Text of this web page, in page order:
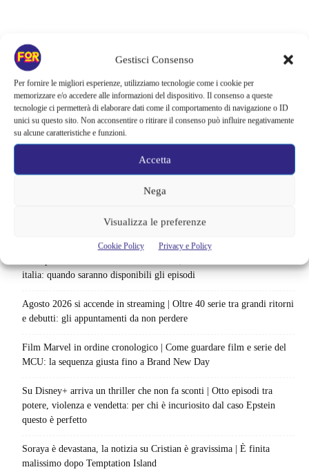
Gestisci Consenso
Per fornire le migliori esperienze, utilizziamo tecnologie come i cookie per
memorizzare e/o accedere alle informazioni del dispositivo. Il consenso a queste
tecnologie ci permetterà di elaborare dati come il comportamento di navigazione o ID
unici su questo sito. Non acconsentire o ritirare il consenso può influire negativamente
su alcune caratteristiche e funzioni.
Accetta
Nega
Visualizza le preferenze
Cookie Policy Privacy e Policy
Netflix indaga sul lato oscuro del pollo fritto | Mo Gilligan affronta
italia: quando saranno disponibili gli episodi
Agosto 2026 si accende in streaming | Oltre 40 serie tra grandi ritorni
e debutti: gli appuntamenti da non perdere
Film Marvel in ordine cronologico | Come guardare film e serie del
MCU: la sequenza giusta fino a Brand New Day
Su Disney+ arriva un thriller che non fa sconti | Otto episodi tra
potere, violenza e vendetta: per chi è incuriosito dal caso Epstein
questo è perfetto
Soraya è devastana, la notizia su Cristian è gravissima | È finita
malissimo dopo Temptation Island